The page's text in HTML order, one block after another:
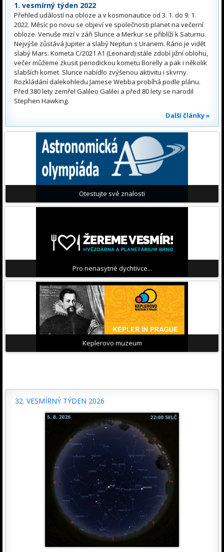
1. vesmírný týden 2022
Přehled událostí na obloze a v kosmonautice od 3. 1. do 9. 1.
2022. Měsíc po novu se objeví ve společnosti planet na večerní
obloze. Venuše mizí v záři Slunce a Merkur se přiblíží k Saturnu.
Nejvýše zůstává Jupiter a slabý Neptun s Uranem. Ráno je vidět
slabý Mars. Kometa C/2021 A1 (Leonard) stále zdobí jižní oblohu,
večer můžeme zkusit periodickou kometu Borelly a pak i několik
slabších komet. Slunce nabídlo zvýšenou aktivitu i skvrny.
Rozkládání dalekohledu Jamese Webba probíhá podle plánu.
Před 380 lety zemřel Galileo Galilei a před 80 lety se narodil
Stephen Hawking.
Další články »
Otestujte své znalosti
Pro nenasytné dychtivce...
Keplerovo muzeum
32. VESMÍRNÝ TÝDEN 2026